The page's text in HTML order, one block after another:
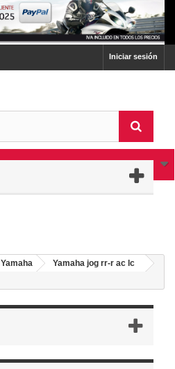
Iniciar sesión
Yamaha
Yamaha jog rr-r ac lc